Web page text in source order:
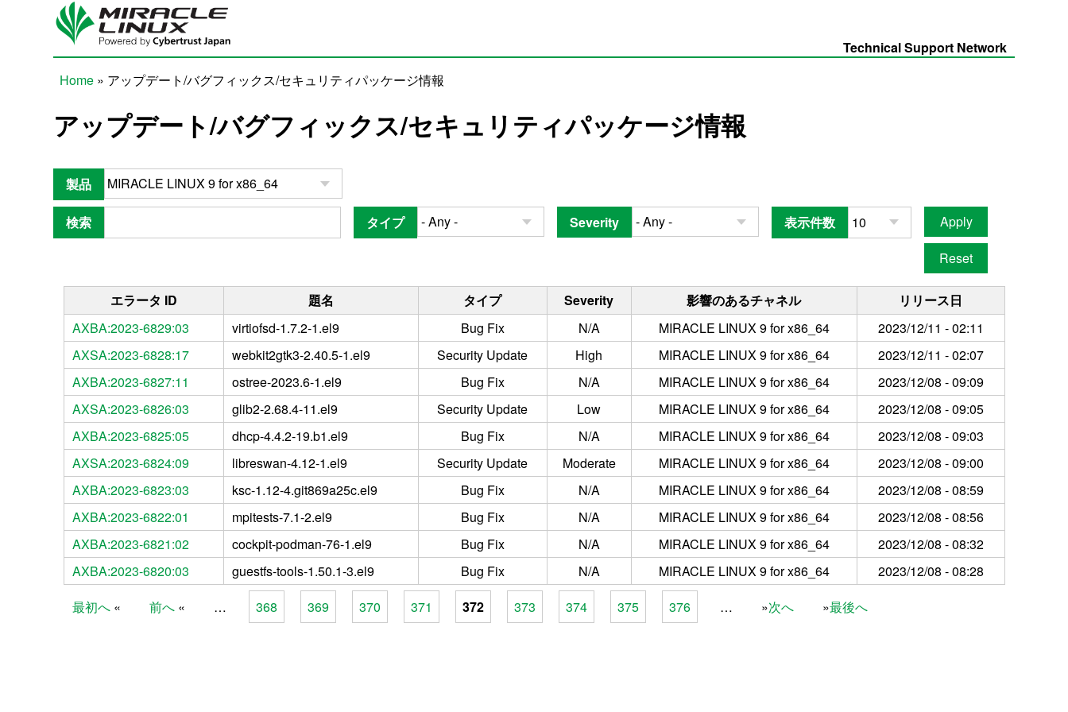
Skip to main content
Technical Support Network
Home » アップデート/バグフィックス/セキュリティパッケージ情報
アップデート/バグフィックス/セキュリティパッケージ情報
製品
検索 タイプ Severity 表示件数
エラータ ID 題名 タイプ Severity 影響のあるチャネル
リリース日
AXBA:2023-6829:03
virtiofsd-1.7.2-1.el9 Bug Fix N/A MIRACLE LINUX 9 for x86_64
2023/12/11 - 02:11
AXSA:2023-6828:17
webkit2gtk3-2.40.5-1.el9 Security Update High MIRACLE LINUX 9 for x86_64
2023/12/11 - 02:07
AXBA:2023-6827:11
ostree-2023.6-1.el9 Bug Fix N/A MIRACLE LINUX 9 for x86_64
2023/12/08 - 09:09
AXSA:2023-6826:03
glib2-2.68.4-11.el9 Security Update Low MIRACLE LINUX 9 for x86_64
2023/12/08 - 09:05
AXBA:2023-6825:05
dhcp-4.4.2-19.b1.el9 Bug Fix N/A MIRACLE LINUX 9 for x86_64
2023/12/08 - 09:03
AXSA:2023-6824:09
libreswan-4.12-1.el9 Security Update Moderate MIRACLE LINUX 9 for x86_64
2023/12/08 - 09:00
AXBA:2023-6823:03
ksc-1.12-4.git869a25c.el9 Bug Fix N/A MIRACLE LINUX 9 for x86_64
2023/12/08 - 08:59
AXBA:2023-6822:01
mpitests-7.1-2.el9 Bug Fix N/A MIRACLE LINUX 9 for x86_64
2023/12/08 - 08:56
AXBA:2023-6821:02
cockpit-podman-76-1.el9 Bug Fix N/A MIRACLE LINUX 9 for x86_64
2023/12/08 - 08:32
AXBA:2023-6820:03
guestfs-tools-1.50.1-3.el9 Bug Fix N/A MIRACLE LINUX 9 for x86_64 2023/12/08 - 08:28
最初へ 前へ … 368 369 370 371 372 373 374 375 376 … 次へ 最後へ